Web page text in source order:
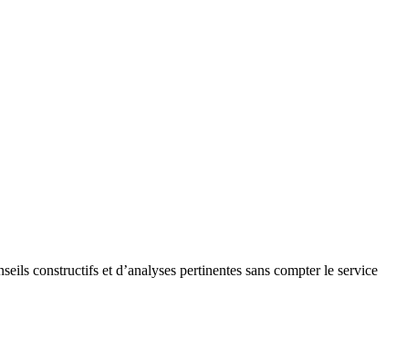
constructifs et d’analyses pertinentes sans compter le service